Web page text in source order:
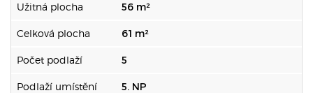
Užitná plocha 56 m²
Celková plocha 61 m²
Počet podlaží 5
Podlaží umístění 5. NP